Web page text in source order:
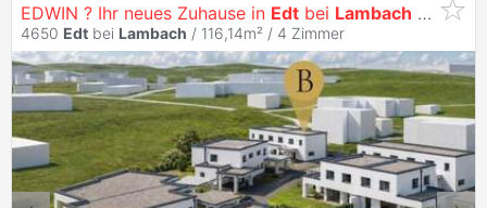
EDWIN ? Ihr neues Zuhause in Edt bei Lambach
4650 Edt bei Lambach / 116,14m² / 4 Zimmer